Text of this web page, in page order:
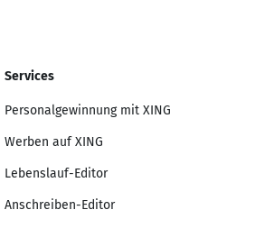
Services
Personalgewinnung mit XING
Werben auf XING
Lebenslauf-Editor
Anschreiben-Editor